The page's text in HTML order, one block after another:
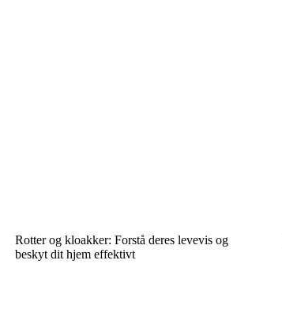
Rotter og kloakker: Forstå deres levevis og
beskyt dit hjem effektivt